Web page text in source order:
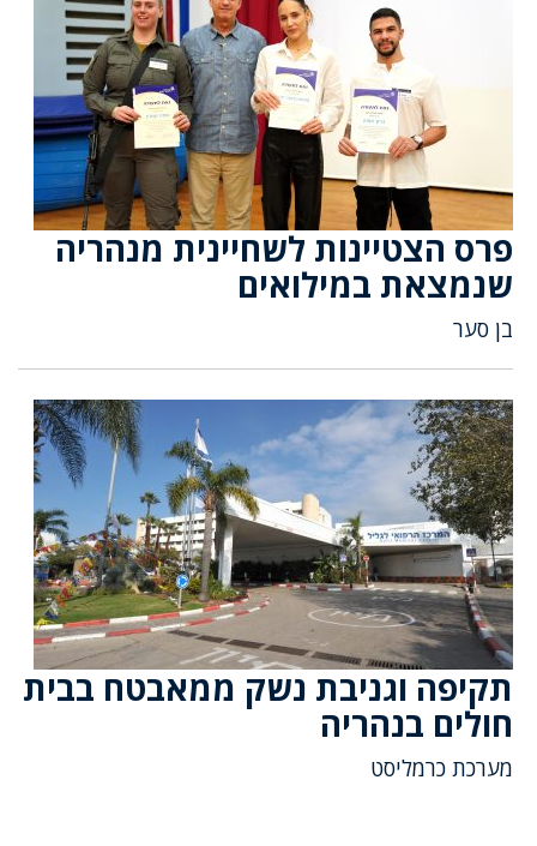
פרס הצטיינות לשחיינית מנהריה
שנמצאת במילואים
בן סער
תקיפה וגניבת נשק ממאבטח בבית
חולים בנהריה
מערכת כרמליסט